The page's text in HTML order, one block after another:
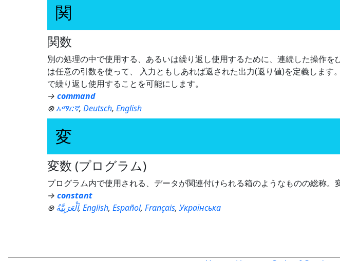
関
関数
別の処理の中で使用する、あるいは繰り返し使用するために、連続した操作
は任意の引数を使って、 入力ともしあれば返された出力(返り値)を定義しま
で繰り返し使用することを可能にします。
→ command
⊗አማርኛ, Deutsch, English
変
変数 (プログラム)
プログラム内で使用される、データが関連付けられる箱のようなものの総称。
→ constant
⊗اَلْعَرَبِيَّةُ, English, Español, Français, Українська